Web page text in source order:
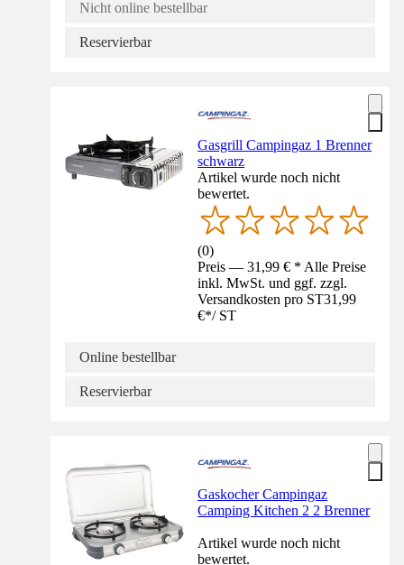
Nicht online bestellbar
Reservierbar
Gasgrill Campingaz 1 Brenner
schwarz
Artikel wurde noch nicht
bewertet.
(0)
Preis — 31,99 € * Alle Preise
inkl. MwSt. und ggf. zzgl.
Versandkosten pro ST31,99
€*/ ST
Online bestellbar
Reservierbar
Gaskocher Campingaz
Camping Kitchen 2 2 Brenner
Artikel wurde noch nicht
bewertet.